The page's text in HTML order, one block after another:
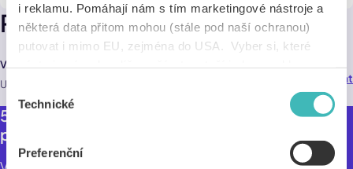
i reklamu. Pomáhají nám s tím marketingové nástroje a
některá data přitom mohou (stále pod naší ochranou)
putovat i mimo EU, zejména do USA. Vyber si, které
v sekci „Detaily“. Svoji volbu můžeš kdykoliv změnit v
„Nastavení cookies“ (ikonka v zápatí webu). Vše o tom,
Výběr
souhlasu
Technické
Preferenční
Pobočky
Východočeské divadlo Pardubice
U Divadla 50 , Pardubice 531 62
Navigovat
50% sleva na vstupenky na libovolné
představení z repertoáru VČD.